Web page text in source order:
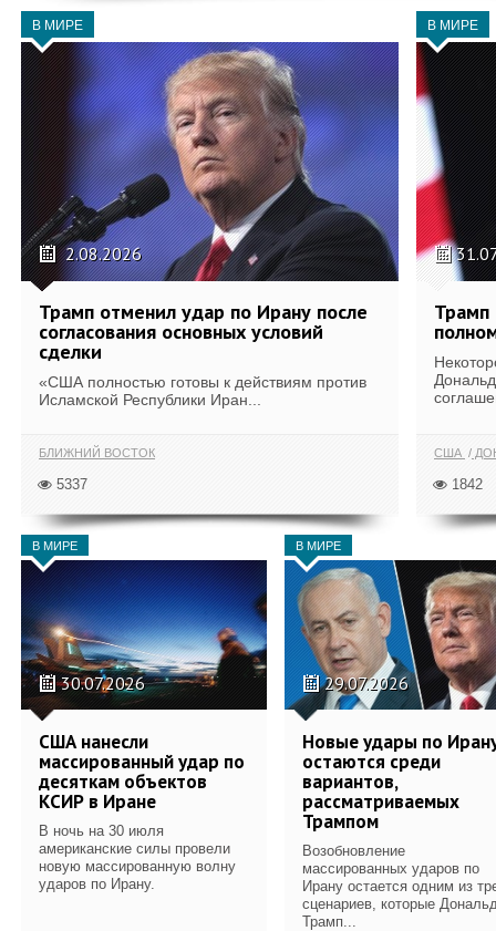
В МИРЕ
2.08.2026
Трамп отменил удар по Ирану после
согласования основных условий
сделки
«США полностью готовы к действиям против
Исламской Республики Иран...
БЛИЖНИЙ ВОСТОК
5337
В МИРЕ
Трамп
США
1842
В МИРЕ
30.07.2026
США нанесли
массированный удар по
десяткам объектов
КСИР в Иране
В ночь на 30 июля
американские силы провели
новую массированную волну
ударов по Ирану.
В МИРЕ
29.07.2026
Новые удары по
остаются среди
вариантов,
рассматриваемых
Трампом
Возобновление
массированных ударов по
Ирану остается одним из
сценариев, которые
Трамп...